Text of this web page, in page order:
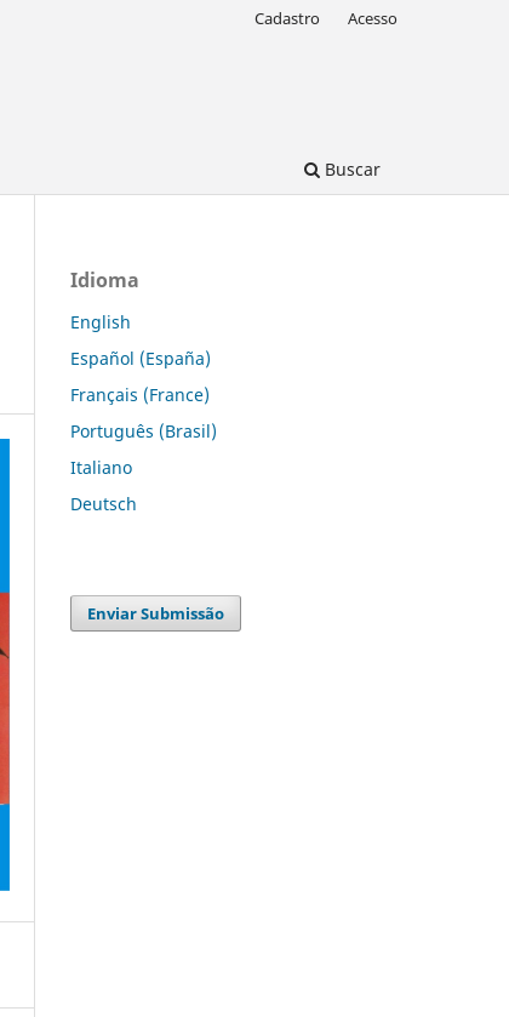
Buscar
Cadastro Acesso
Idioma
English
Español (España)
Français (France)
Português (Brasil)
Italiano
Deutsch
Enviar Submissão